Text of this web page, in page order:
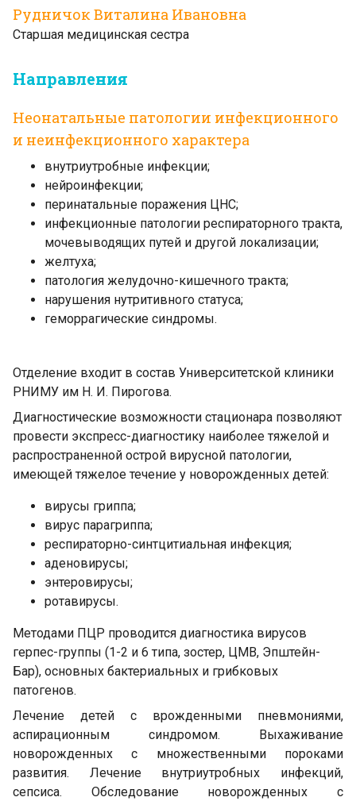
Рудничок Виталина Ивановна
Старшая медицинская сестра
Направления
Неонатальные патологии инфекционного
и неинфекционного характера
внутриутробные инфекции;
нейроинфекции;
перинатальные поражения ЦНС;
инфекционные патологии респираторного тракта,
мочевыводящих путей и другой локализации;
желтуха;
патология желудочно-кишечного тракта;
нарушения нутритивного статуса;
геморрагические синдромы.
Отделение входит в состав Университетской клиники
РНИМУ им Н. И. Пирогова.
Диагностические возможности стационара позволяют
провести экспресс-диагностику наиболее тяжелой и
распространенной острой вирусной патологии,
имеющей тяжелое течение у новорожденных детей:
вирусы гриппа;
вирус парагриппа;
респираторно-синтцитиальная инфекция;
аденовирусы;
энтеровирусы;
ротавирусы.
Методами ПЦР проводится диагностика вирусов
герпес-группы (1-2 и 6 типа, зостер, ЦМВ, Эпштейн-
Бар), основных бактериальных и грибковых
патогенов.
Лечение детей с врожденными пневмониями,
аспирационным синдромом. Выхаживание
новорожденных с множественными пороками
развития. Лечение внутриутробных инфекций,
сепсиса. Обследование новорожденных с